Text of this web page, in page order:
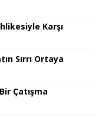
Karşı
Sırrı Ortaya
Çatışma